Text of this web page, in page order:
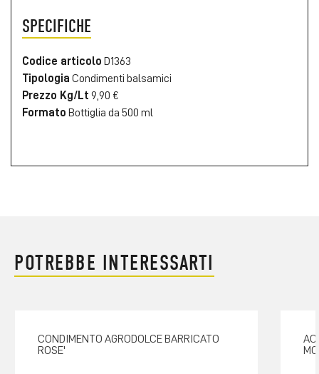
SPECIFICHE
Codice articolo D1363
Tipologia Condimenti balsamici
Prezzo Kg/Lt 9,90 €
Formato Bottiglia da 500 ml
POTREBBE INTERESSARTI
CONDIMENTO AGRODOLCE BARRICATO
ROSE'